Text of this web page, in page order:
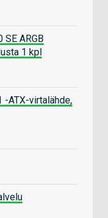
ARGB
1 kpl
-ATX-virtalähde,